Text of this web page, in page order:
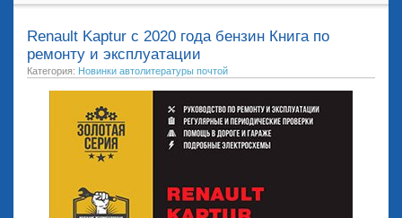
Renault Kaptur с 2020 года бензин Книга по
ремонту и эксплуатации
Категория: Новинки автолитературы почтой